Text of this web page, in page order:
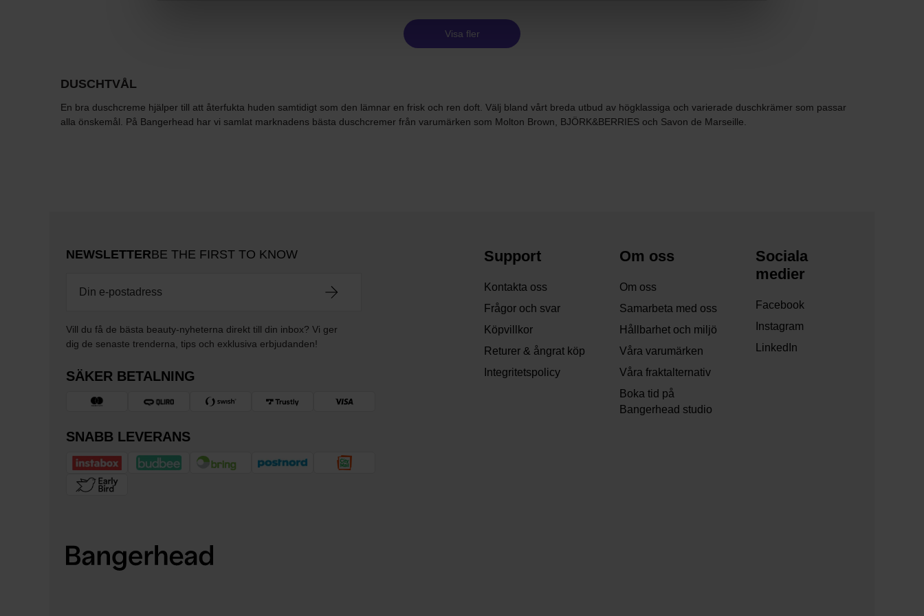
Visa fler
DUSCHTVÅL
En bra duschcreme hjälper till att återfukta huden samtidigt som den lämnar en frisk och ren doft. Välj bland vårt breda utbud av högklassiga och varierade duschkrämer som passar
alla önskemål. På Bangerhead har vi samlat marknadens bästa duschcremer från varumärken som Molton Brown, BJÖRK&BERRIES och Savon de Marseille.
NEWSLETTERBE THE FIRST TO KNOW
Vill du få de bästa beauty-nyheterna direkt till din inbox? Vi ger
dig de senaste trenderna, tips och exklusiva erbjudanden!
SÄKER BETALNING
SNABB LEVERANS
Support
Kontakta oss
Frågor och svar
Köpvillkor
Returer & ångrat köp
Integritetspolicy
Om oss
Om oss
Samarbeta med oss
Hållbarhet och miljö
Våra varumärken
Våra fraktalternativ
Boka tid på
Bangerhead studio
Sociala
medier
Facebook
Instagram
LinkedIn